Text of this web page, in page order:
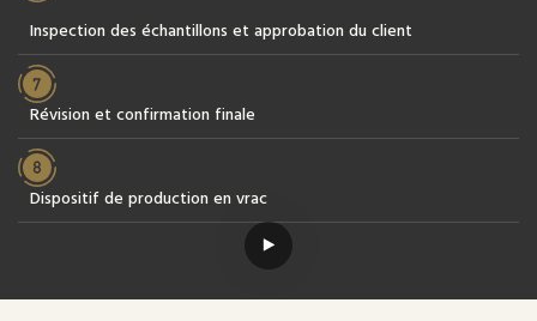
Inspection des échantillons et approbation du client
Révision et confirmation finale
Dispositif de production en vrac